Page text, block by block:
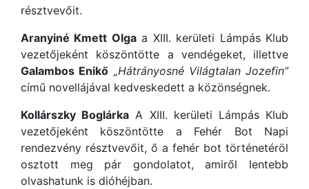
résztvevőit.
Aranyiné Kmett Olgaa XIII. kerületi Lámpás Klub
vezetőjeként köszöntötte a vendégeket, illettve
Galambos Enikő „Hátrányosné Világtalan Jozefin”
című novellájával kedveskedett a közönségnek.
Kollárszky Boglárka A XIII. kerületi Lámpás Klub
vezetőjeként köszöntötte a Fehér Bot Napi
rendezvény résztvevőit, ő a fehér bot történetéröl
osztott meg pár gondolatot, amiről lentebb
olvashatunk is dióhéjban.